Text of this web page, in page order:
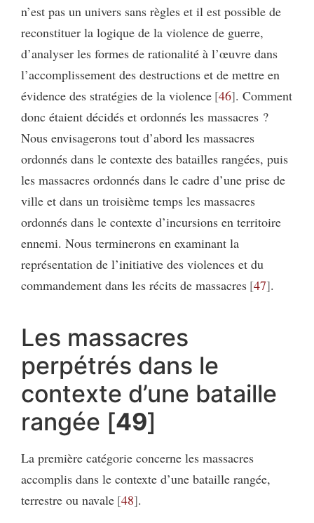
n’est pas un univers sans règles et il est possible de
reconstituer la logique de la violence de guerre,
d’analyser les formes de rationalité à l’œuvre dans
l’accomplissement des destructions et de mettre en
évidence des stratégies de la violence 46 . Comment
donc étaient décidés et ordonnés les massacres ?
Nous envisagerons tout d’abord les massacres
ordonnés dans le contexte des batailles rangées, puis
les massacres ordonnés dans le cadre d’une prise de
ville et dans un troisième temps les massacres
ordonnés dans le contexte d’incursions en territoire
ennemi. Nous terminerons en examinant la
représentation de l’initiative des violences et du
commandement dans les récits de massacres 47 .
Les massacres
perpétrés dans le
contexte d’une bataille
rangée [49]
La première catégorie concerne les massacres
accomplis dans le contexte d’une bataille rangée,
terrestre ou navale 48 .